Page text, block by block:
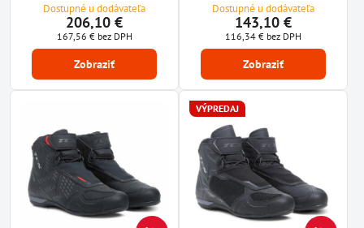
Dostupné u dodávateľa
206,10 €
167,56 € bez DPH
Zobraziť
Dostupné u dodávateľa
143,10 €
116,34 € bez DPH
Zobraziť
VÝPREDAJ